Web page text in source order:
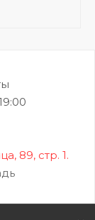
89, стр. 1.